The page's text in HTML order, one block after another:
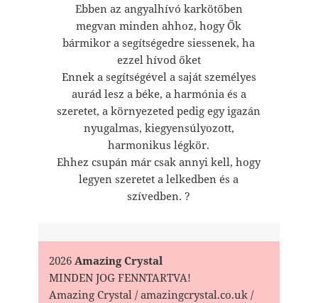
Ebben az angyalhívó karkötőben
megvan minden ahhoz, hogy Ők
bármikor a segítségedre siessenek, ha
ezzel hívod őket
Ennek a segítségével a saját személyes
aurád lesz a béke, a harmónia és a
szeretet, a környezeted pedig egy igazán
nyugalmas, kiegyensúlyozott,
harmonikus légkör.
Ehhez csupán már csak annyi kell, hogy
legyen szeretet a lelkedben és a
szívedben. ?
2026Amazing Crystal
MINDEN JOG FENNTARTVA!
Amazing Crystal / amazingcrystal.co.uk /